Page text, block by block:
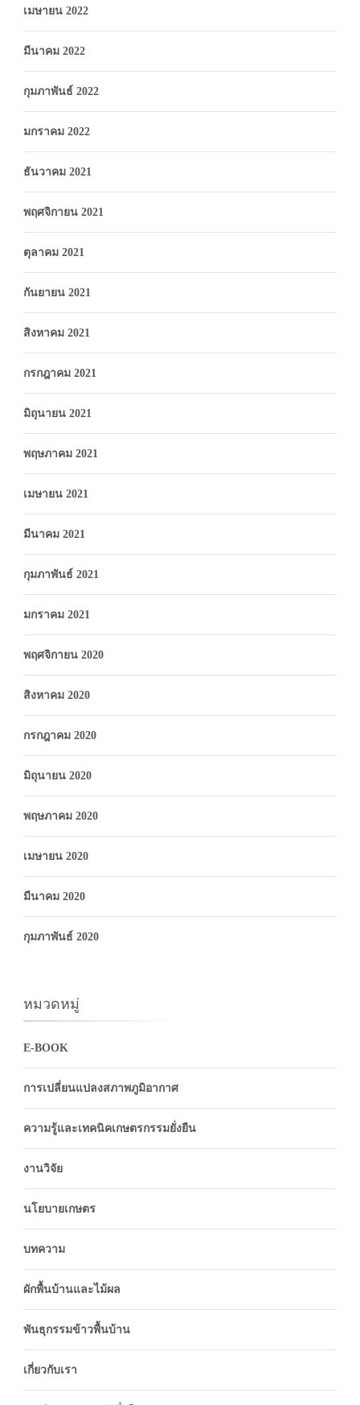
เมษายน 2022
มีนาคม 2022
กุมภาพันธ์ 2022
มกราคม 2022
ธันวาคม 2021
พฤศจิกายน 2021
ตุลาคม 2021
กันยายน 2021
สิงหาคม 2021
กรกฎาคม 2021
มิถุนายน 2021
พฤษภาคม 2021
เมษายน 2021
มีนาคม 2021
กุมภาพันธ์ 2021
มกราคม 2021
พฤศจิกายน 2020
สิงหาคม 2020
กรกฎาคม 2020
มิถุนายน 2020
พฤษภาคม 2020
เมษายน 2020
มีนาคม 2020
กุมภาพันธ์ 2020
หมวดหมู่
E-BOOK
การเปลี่ยนแปลงสภาพภูมิอากาศ
ความรู้และเทคนิคเกษตรกรรมยั่งยืน
งานวิจัย
นโยบายเกษตร
บทความ
ผักพื้นบ้านและไม้ผล
พันธุกรรมข้าวพื้นบ้าน
เกี่ยวกับเรา